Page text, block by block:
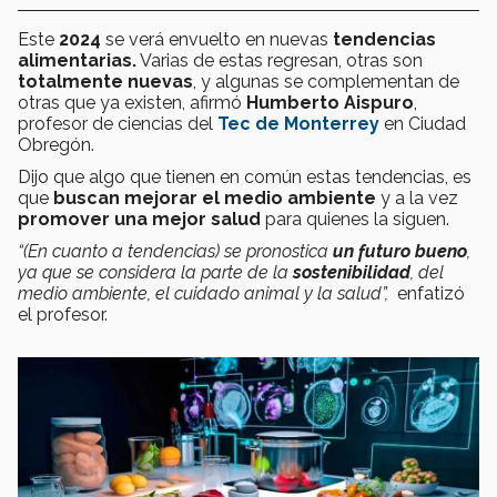
Este 2024 se verá envuelto en nuevas tendencias
alimentarias.Varias de estas regresan, otras son
totalmente nuevas , y algunas se complementan de
otras que ya existen, afirmó Humberto Aispuro
profesor de ciencias del Tec de Monterrey en Ciudad
Obregón.
Dijo que algo que tienen en común estas tendencias, es
que buscan mejorar el medio ambiente y a la vez
promover una mejor salud para quienes la siguen.
“(En cuanto a tendencias) se pronostica un futuro bueno
ya que se considera la parte de lasostenibilidad, del
medio ambiente, el cuidado animal y la salud”, enfatizó
el profesor.